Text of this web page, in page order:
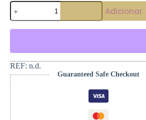
Quantidade
de
Sweatshirt
unissexo
3/4
-
Montenegrino
bordado
Adicionar
REF: n.d.
Guaranteed Safe Checkout